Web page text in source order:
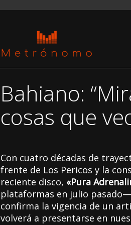
Bahiano:
cosas que
Con cuatro décadas de
frente de Los Pericos y la
reciente disco, «Pura
plataformas en julio
confirma la vigencia de un
volverá a presentarse en